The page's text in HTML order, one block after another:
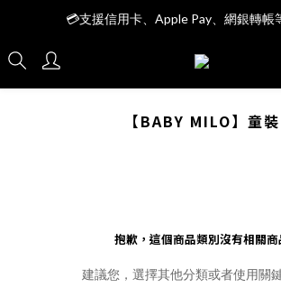
全館＄3999 7-11店到店免運
💳支援信用卡、Apple Pay、網銀轉帳
全館＄3999 7-11店到店免運費
【BABY MILO】童裝
抱歉，這個商品類別沒有相關商
建議您，選擇其他分類或者使用關